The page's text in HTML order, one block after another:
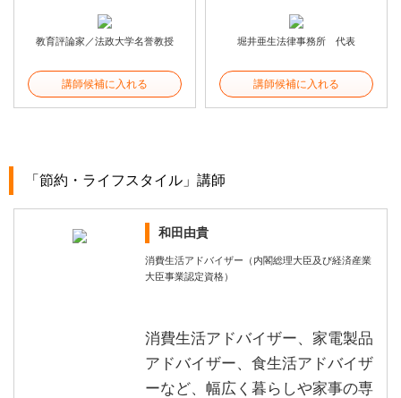
教育評論家／法政大学名誉教授
講師候補に入れる
堀井亜生法律事務所 代表
講師候補に入れる
「節約・ライフスタイル」講師
和田由貴
消費生活アドバイザー（内閣総理大臣及び経済産業
大臣事業認定資格）
消費生活アドバイザー、家電製品
アドバイザー、食生活アドバイザ
ーなど、幅広く暮らしや家事の専